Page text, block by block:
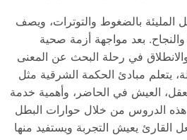
المليئة بالضغوط والتوترات، ويصف
بعد مواجهة أزمة صحية
في رحلة البحث عن المعنى
يتعلم مبادئ الحكمة الشرقية مثل
العيش في الحاضر، وأهمية خدمة
هذه الدروس من خلال حوارات البطل
القارئ يعيش التجربة ويستفيد منها